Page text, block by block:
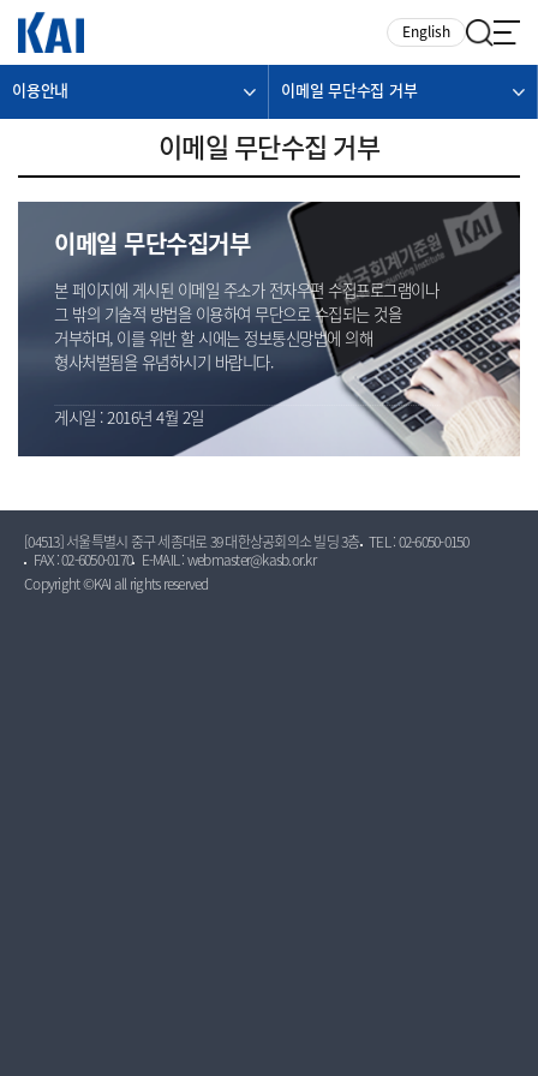
English
이용안내 이메일 무단수집 거부
이메일 무단수집 거부
이메일 무단수집거부
본 페이지에 게시된 이메일 주소가 전자우편 수집프로그램이나
그 밖의 기술적 방법을 이용하여 무단으로 수집되는 것을
거부하며, 이를 위반 할 시에는 정보통신망법에 의해
형사처벌됨을 유념하시기 바랍니다.
게시일 : 2016년 4월 2일
[04513] 서울특별시 중구 세종대로 39 대한상공회의소 빌딩 3층 TEL : 02-6050-0150
FAX : 02-6050-0170
E-MAIL : webmaster@kasb.or.kr
Copyright ©KAI all rights reserved